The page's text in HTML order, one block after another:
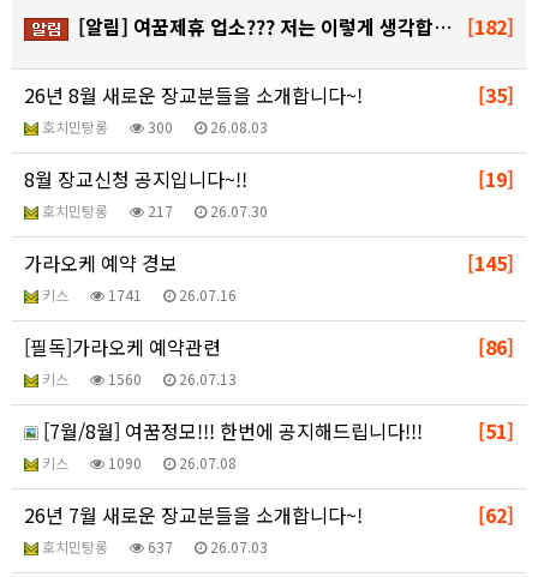
[182]
[알림] 여꿈제휴 업소??? 저는 이렇게 생각합니다.
[35]
26년 8월 새로운 장교분들을 소개합니다~!
호치민탕롱 300 26.08.03
[19]
8월 장교신청 공지입니다~!!
호치민탕롱 217 26.07.30
[145]
가라오케 예약 경보
키스 1741 26.07.16
[86]
[필독]가라오케 예약관련
키스 1560 26.07.13
[51]
[7월/8월] 여꿈정모!!! 한번에 공지해드립니다!!!
키스 1090 26.07.08
[62]
26년 7월 새로운 장교분들을 소개합니다~!
호치민탕롱 637 26.07.03